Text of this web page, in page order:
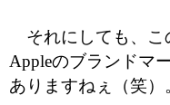
それにしても、こ
Appleのブランドマ
ありますねぇ（笑）